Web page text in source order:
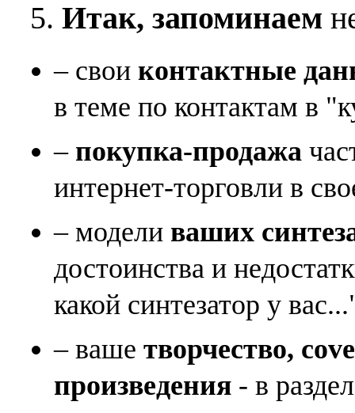
5. Итак, запоминаем
– свои контактные
в теме по контактам в
– покупка-продажа
интернет-торговли в
– модели ваших
достоинства и
какой синтезатор у
– ваше творчество,
произведения - в